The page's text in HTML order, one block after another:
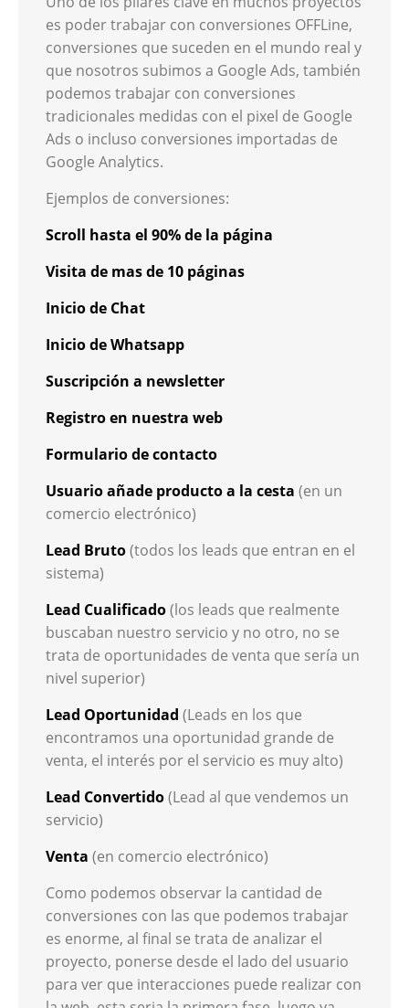
es poder trabajar con conversiones OFFLine,
conversiones que suceden en el mundo real y
que nosotros subimos a Google Ads, también
podemos trabajar con conversiones
tradicionales medidas con el pixel de Google
Ads o incluso conversiones importadas de
Google Analytics.
Ejemplos de conversiones:
Scroll hasta el 90% de la página
Visita de mas de 10 páginas
Inicio de Chat
Inicio de Whatsapp
Suscripción a newsletter
Registro en nuestra web
Formulario de contacto
Usuario añade producto a la cesta (en un
comercio electrónico)
Lead Bruto(todos los leads que entran en el
sistema)
Lead Cualificado(los leads que realmente
buscaban nuestro servicio y no otro, no se
trata de oportunidades de venta que sería un
nivel superior)
Lead Oportunidad (Leads en los que
encontramos una oportunidad grande de
venta, el interés por el servicio es muy alto)
Lead Convertido(Lead al que vendemos un
servicio)
Venta (en comercio electrónico)
Como podemos observar la cantidad de
conversiones con las que podemos trabajar
es enorme, al final se trata de analizar el
proyecto, ponerse desde el lado del usuario
para ver que interacciones puede realizar con